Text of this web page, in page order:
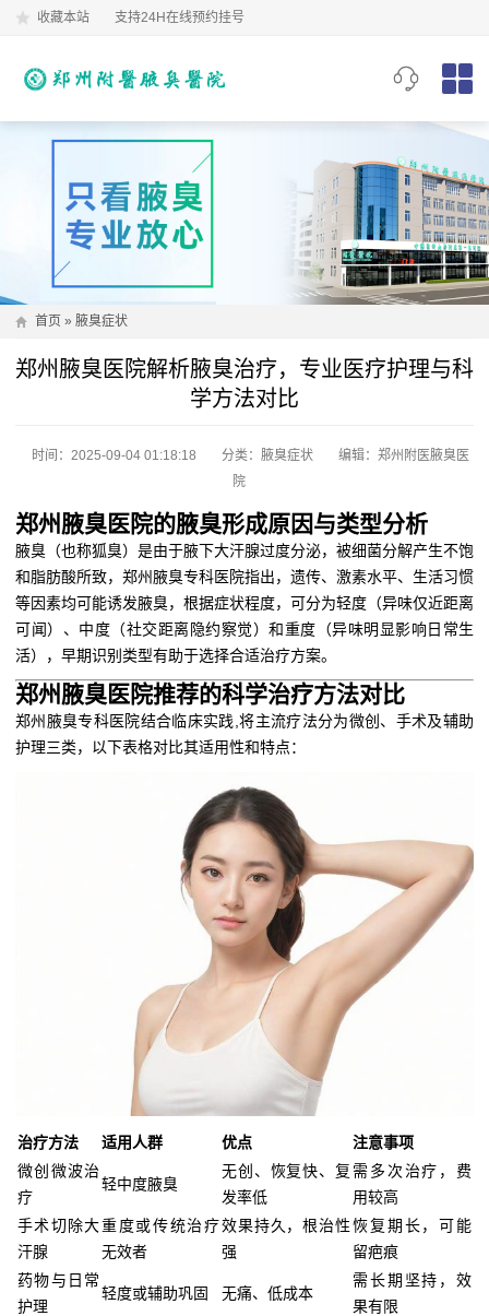
收藏本站 支持24H在线预约挂号
首页 » 腋臭症状
郑州腋臭医院解析腋臭治疗，专业医疗护理与科
学方法对比
时间：2025-09-04 01:18:18 分类： 腋臭症状
编辑：郑州附医腋臭医
院
郑州腋臭医院的腋臭形成原因与类型分析
腋臭（也称狐臭）是由于腋下大汗腺过度分泌，被细菌分解产生不饱
和脂肪酸所致，郑州腋臭专科医院指出，遗传、激素水平、生活习惯
等因素均可能诱发腋臭，根据症状程度，可分为轻度（异味仅近距离
可闻）、中度（社交距离隐约察觉）和重度（异味明显影响日常生
活），早期识别类型有助于选择合适治疗方案。
郑州腋臭医院推荐的科学治疗方法对比
郑州腋臭专科医院结合临床实践,将主流疗法分为微创、手术及辅助
护理三类，以下表格对比其适用性和特点：
治疗方法 适用人群 优点
注意事项
微创微波治
疗
轻中度腋臭
无创、恢复快、复
发率低
需多次治疗，费
用较高
手术切除大
汗腺
重度或传统治疗
无效者
效果持久，根治性
强
恢复期长，可能
留疤痕
药物与日常
护理
轻度或辅助巩固 无痛、低成本
需长期坚持，效
果有限